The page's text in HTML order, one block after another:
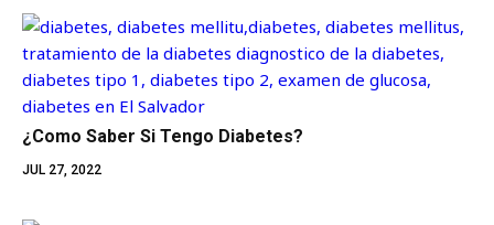
¿Como Saber Si Tengo Diabetes?
JUL 27, 2022